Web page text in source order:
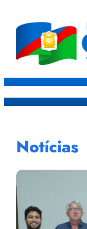
Notícias